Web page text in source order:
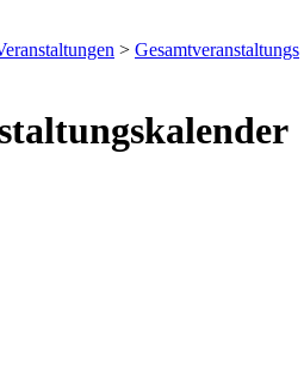
> Gesamtveranstaltungs